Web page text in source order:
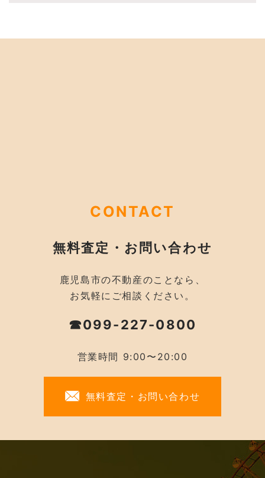
CONTACT
無料査定・お問い合わせ
鹿児島市の不動産のことなら、
お気軽にご相談ください。
☎099-227-0800
営業時間 9:00〜20:00
無料査定・お問い合わせ